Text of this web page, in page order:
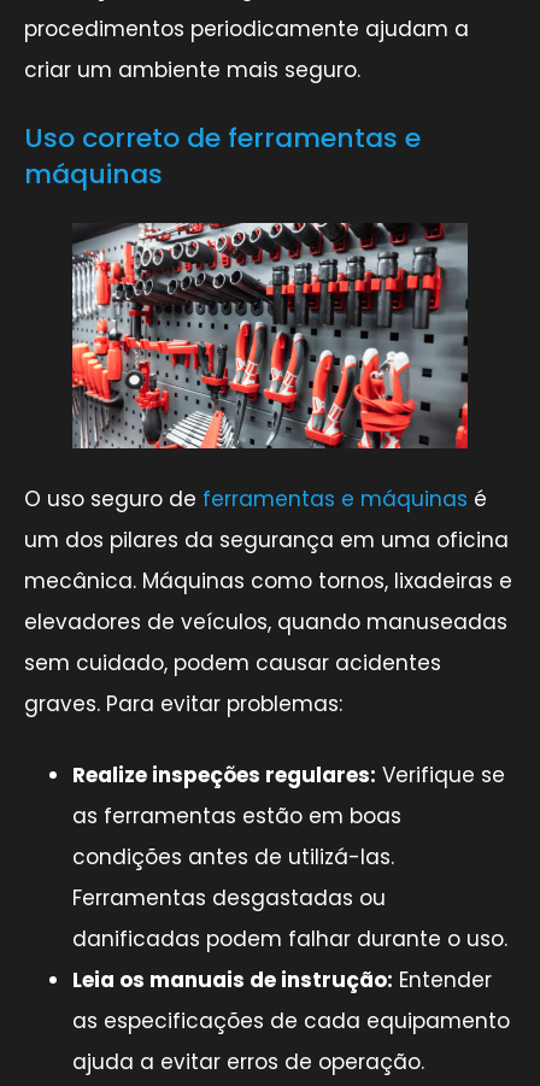
procedimentos periodicamente ajudam a
criar um ambiente mais seguro.
Uso correto de ferramentas e
máquinas
O uso seguro de ferramentas e máquinas é
um dos pilares da segurança em uma oficina
mecânica. Máquinas como tornos, lixadeiras e
elevadores de veículos, quando manuseadas
sem cuidado, podem causar acidentes
graves. Para evitar problemas:
Realize inspeções regulares: Verifique se
as ferramentas estão em boas
condições antes de utilizá-las.
Ferramentas desgastadas ou
danificadas podem falhar durante o uso.
Leia os manuais de instrução: Entender
as especificações de cada equipamento
ajuda a evitar erros de operação.